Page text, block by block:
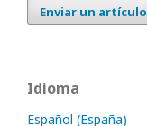
Enviar un artículo
Idioma
Español (España)